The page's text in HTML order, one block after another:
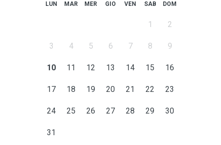
LUN MAR MER GIO VEN SAB DOM
1 2
3 4 5 6 7 8 9
10 11 12 13 14 15 16
17 18 19 20 21 22 23
24 25 26 27 28 29 30
31